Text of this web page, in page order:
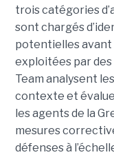
trois catégories
sont chargés
potentielles avant
exploitées par des
Team analysent
contexte et
les agents de la
mesures
défenses à